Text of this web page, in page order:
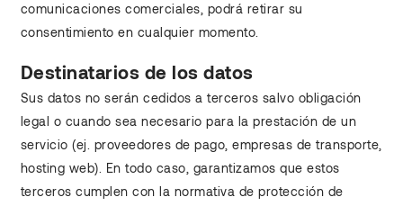
comunicaciones comerciales, podrá retirar su
consentimiento en cualquier momento.
Destinatarios de los datos
Sus datos no serán cedidos a terceros salvo obligación
legal o cuando sea necesario para la prestación de un
servicio (ej. proveedores de pago, empresas de transporte,
hosting web). En todo caso, garantizamos que estos
terceros cumplen con la normativa de protección de